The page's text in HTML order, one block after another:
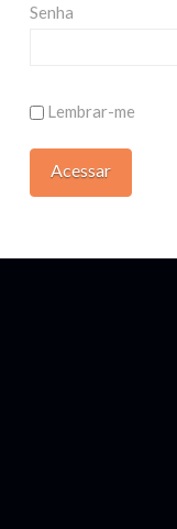
Senha
Lembrar-me